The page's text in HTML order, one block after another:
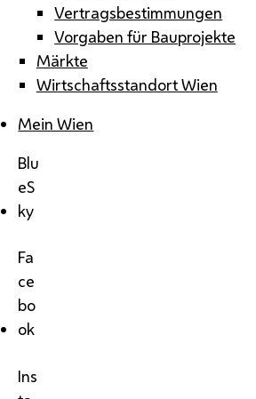
Vertragsbestimmungen
Vorgaben für Bauprojekte
Märkte
Wirtschaftsstandort Wien
Mein Wien
Blu
eS
ky
Fa
ce
bo
ok
Ins